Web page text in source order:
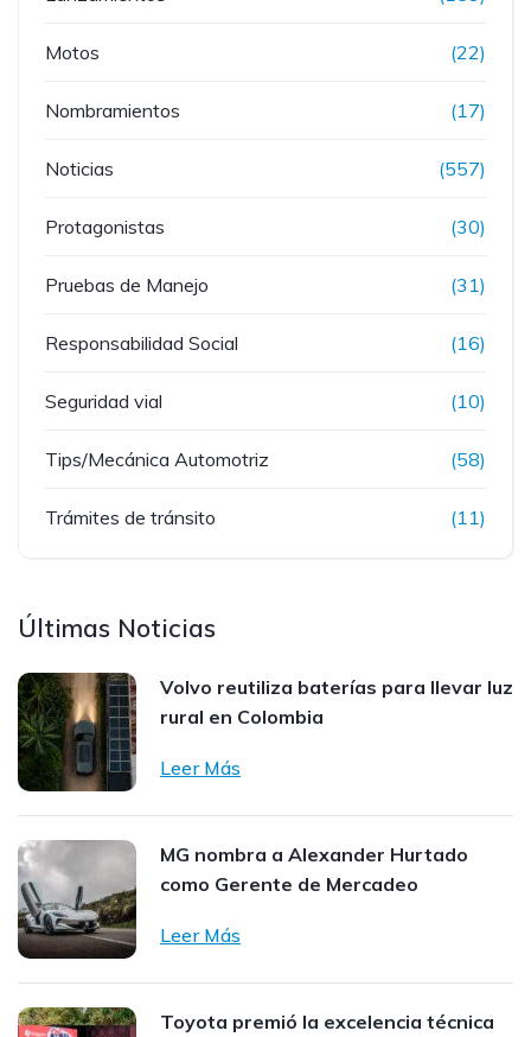
Motos (22)
Nombramientos (17)
Noticias (557)
Protagonistas (30)
Pruebas de Manejo (31)
Responsabilidad Social (16)
Seguridad vial (10)
Tips/Mecánica Automotriz (58)
Trámites de tránsito (11)
Últimas Noticias
Volvo reutiliza baterías para llevar luz
rural en Colombia
Leer Más
MG nombra a Alexander Hurtado
como Gerente de Mercadeo
Leer Más
Toyota premió la excelencia técnica